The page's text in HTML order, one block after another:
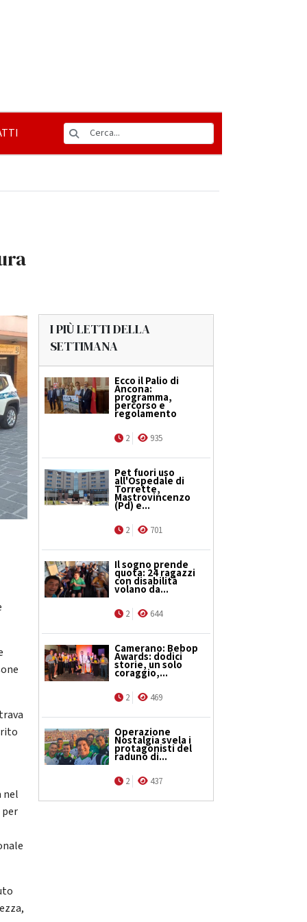
nel
per
I PIÙ LETTI DELLA
SETTIMANA
Ecco il Palio di
Ancona:
programma,
percorso e
regolamento
2 935
Pet fuori uso
all'Ospedale di
Torrette,
Mastrovincenzo
(Pd) e...
2 701
Il sogno prende
quota: 24 ragazzi
con disabilità
volano da...
2 644
Camerano: Bebop
Awards: dodici
storie, un solo
coraggio,...
2 469
Operazione
Nostalgia svela i
protagonisti del
raduno di...
2 437